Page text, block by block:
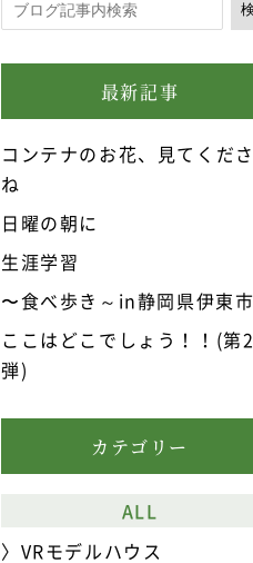
最新記事
コンテナのお花、見てくだ
ね
日曜の朝に
生涯学習
〜食べ歩き～in静岡県伊東市
ここはどこでしょう！！(第
弾)
カテゴリー
ALL
VRモデルハウス